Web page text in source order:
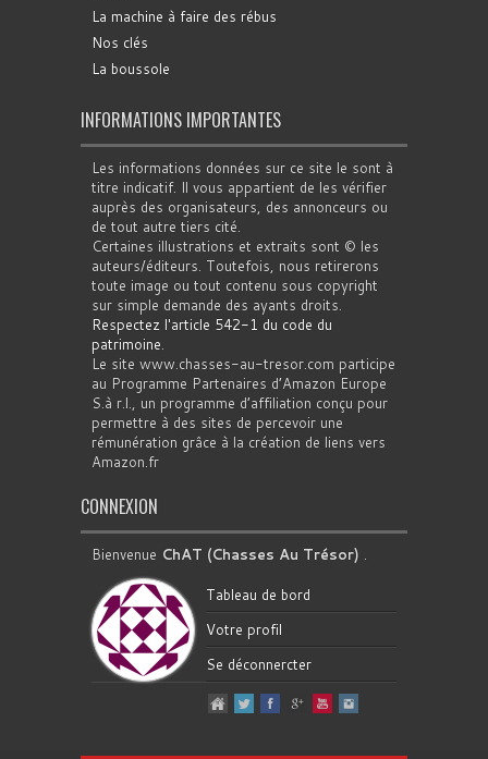
La machine à faire des rébus
Nos clés
La boussole
INFORMATIONS IMPORTANTES
Les informations données sur ce site le sont à
titre indicatif. Il vous appartient de les vérifier
auprès des organisateurs, des annonceurs ou
de tout autre tiers cité.
Certaines illustrations et extraits sont © les
auteurs/éditeurs. Toutefois, nous retirerons
toute image ou tout contenu sous copyright
sur simple demande des ayants droits.
Respectez l'article 542-1 du code du
patrimoine.
Le site www.chasses-au-tresor.com participe
au Programme Partenaires d’Amazon Europe
S.à r.l., un programme d’affiliation conçu pour
permettre à des sites de percevoir une
rémunération grâce à la création de liens vers
Amazon.fr
CONNEXION
Bienvenue ChAT (Chasses Au Trésor) .
Tableau de bord
Votre profil
Se déconnercter